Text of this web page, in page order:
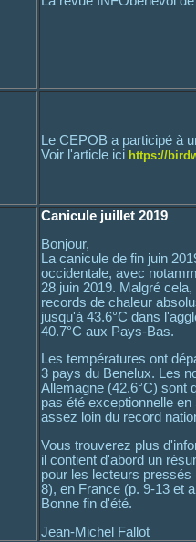
Le CEPOB a participé à
Voir l'article ici https://
Canicule juillet 2019
Bonjour,
La canicule de fin juin
occidentale, avec
28 juin 2019. Malgré
records de chaleur
jusqu'à 43.6°C dans
40.7°C aux Pays-Bas.
Les températures ont
3 pays du Benelux. Les
Allemagne (42.6°C) sont
pas été exceptionnelle
assez loin du record
Vous trouverez plus
il contient d'abord un
pour les lecteurs
8), en France (p. 9-13 et
Bonne fin d'été.
Jean-Michel Fallot